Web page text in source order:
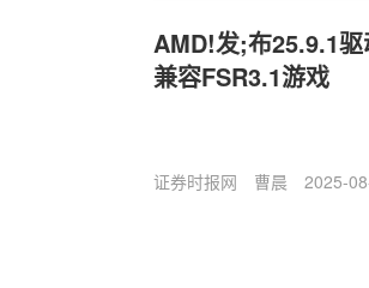
AMD!发;布25.9.1
兼容FSR3.1游戏
证券时报网 曹晨 2025-